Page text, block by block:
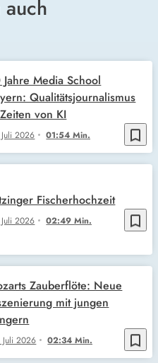
bookmark_border
2026 01:54 Min.
Jahre Media School
Qualitätsjournalismus
von KI
bookmark_border
2026 02:49 Min.
Fischerhochzeit
bookmark_border
2026 02:34 Min.
Zauberflöte: Neue
mit jungen